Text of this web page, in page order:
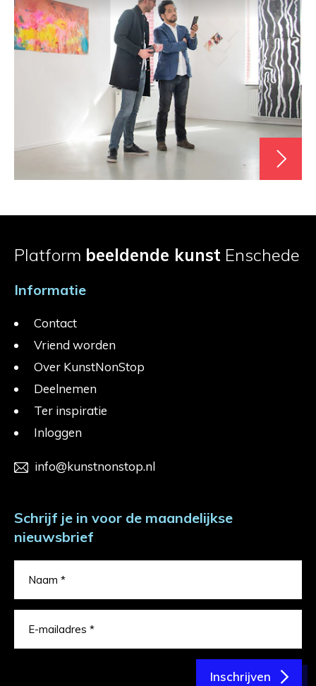
Platform beeldende kunst Enschede
Informatie
Contact
Vriend worden
Over KunstNonStop
Deelnemen
Ter inspiratie
Inloggen
info@kunstnonstop.nl
Schrijf je in voor de maandelijkse
nieuwsbrief
Inschrijven